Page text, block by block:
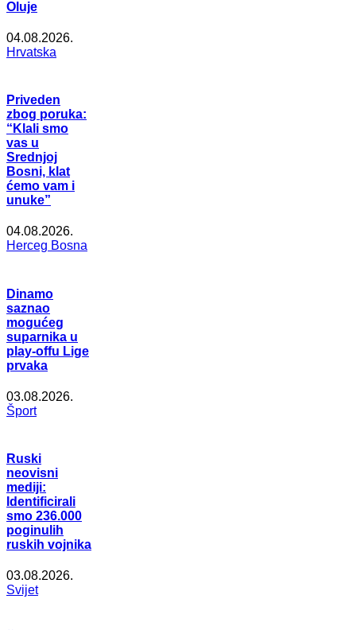
Oluje
04.08.2026.
Hrvatska
Priveden
zbog poruka:
“Klali smo
vas u
Srednjoj
Bosni, klat
ćemo vam i
unuke”
04.08.2026.
Herceg Bosna
Dinamo
saznao
mogućeg
suparnika u
play-offu Lige
prvaka
03.08.2026.
Šport
Ruski
neovisni
mediji:
Identificirali
smo 236.000
poginulih
ruskih vojnika
03.08.2026.
Svijet